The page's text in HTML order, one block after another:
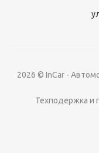
2026 © InCar -
Техподержка и